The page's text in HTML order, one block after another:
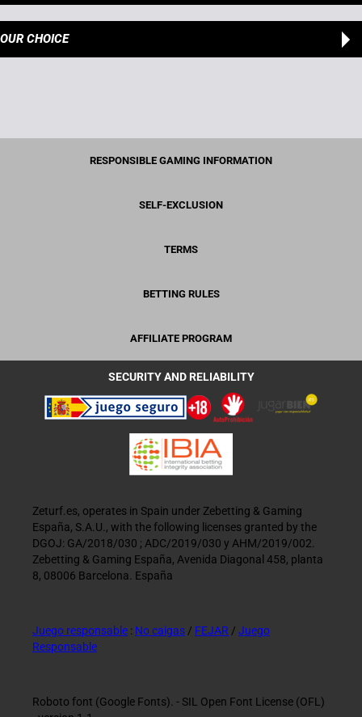
OUR CHOICE
RESPONSIBLE GAMING INFORMATION
SELF-EXCLUSION
TERMS
BETTING RULES
AFFILIATE PROGRAM
SECURITY AND RELIABILITY
Zeturf.es, operates in Spain under Zebetting & Gaming
España, S.A.U., with the following licenses granted by the
DGOJ: GA/2018/030 ; ADC/2019/030 y AHM/2019/002.
Zebetting & Gaming España, Avenida Diagonal 458, planta
8, 08006 Barcelona. España
Juego responsable : No caigas / FEJAR / Juego
Responsable
Roboto font (Google Fonts). - SIL Open Font License (OFL)